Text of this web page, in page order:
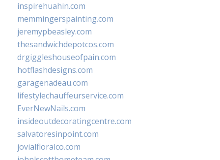
inspirehuahin.com
memmingerspainting.com
jeremypbeasley.com
thesandwichdepotcos.com
drgiggleshouseofpain.com
hotflashdesigns.com
garagenadeau.com
lifestylechauffeurservice.com
EverNewNails.com
insideoutdecoratingcentre.com
salvatoresinpoint.com
jovialfloralco.com